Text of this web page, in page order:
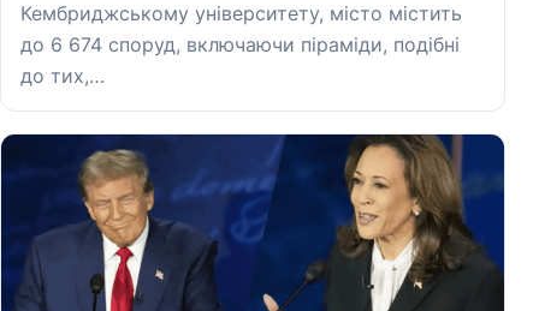
Кембриджському університету, місто містить
до 6 674 споруд, включаючи піраміди, подібні
до тих,…